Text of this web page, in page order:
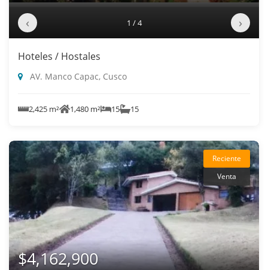
‹ 1 / 4 ›
Hoteles / Hostales
AV. Manco Capac, Cusco
2,425 m² 1,480 m² 15 15
Reciente
Venta
$4,162,900